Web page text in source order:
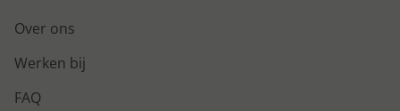
Over ons
Werken bij
FAQ